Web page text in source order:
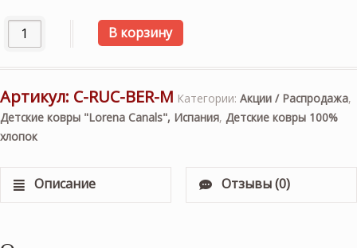
Количество товара Детский стираемый ковер
В корзину
Артикул: C-RUC-BER-M Категории: Акции / Распродажа,
Детские ковры "Lorena Canals", Испания, Детские ковры 100%
хлопок
Описание Отзывы (0)